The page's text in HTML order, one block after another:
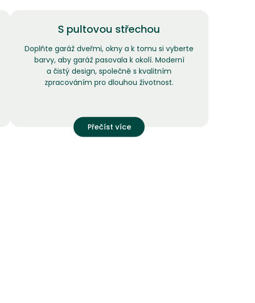
S pultovou střechou
Doplňte garáž dveřmi, okny a k tomu si vyberte
barvy, aby garáž pasovala k okolí. Moderní
a čistý design, společně s kvalitním
zpracováním pro dlouhou životnost.
Přečíst více